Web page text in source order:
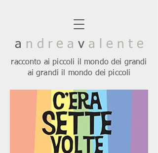
a n d r e a va l e n t e
racconto ai piccoli il mondo dei grandi
ai grandi il mondo dei piccoli